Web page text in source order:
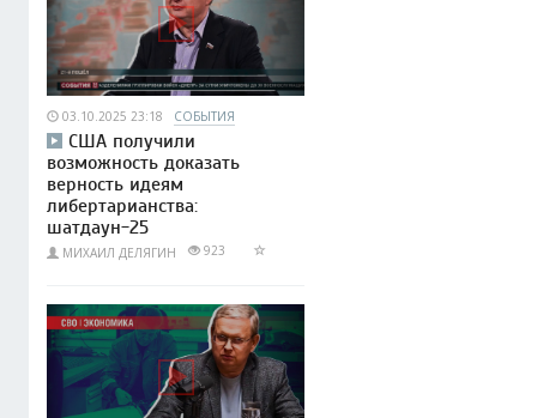
03.10.2025 23:18 СОБЫТИЯ
США получили
возможность доказать
верность идеям
либертарианства:
шатдаун-25
МИХАИЛ ДЕЛЯГИН 923